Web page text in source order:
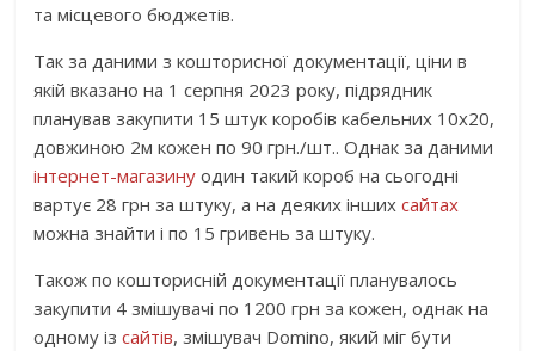
та місцевого бюджетів.
Так за даними з кошторисної документації, ціни в
якій вказано на 1 серпня 2023 року, підрядник
планував закупити 15 штук коробів кабельних 10х20,
довжиною 2м кожен по 90 грн./шт.. Однак за даними
інтернет-магазину один такий короб на сьогодні
вартує 28 грн за штуку, а на деяких іншихсайтах
можна знайти і по 15 гривень за штуку.
Також по кошторисній документації планувалось
закупити 4 змішувачі по 1200 грн за кожен, однак на
одному ізсайтів, змішувач Domino, який міг бути